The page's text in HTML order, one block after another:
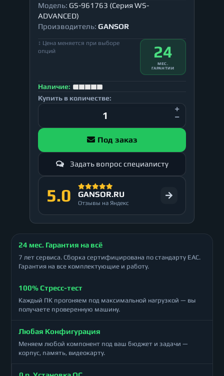
Модель: GS-961763 (Серия WS-
ADVANCED)
Производитель: GANSOR
↕ Цена меняется при выборе
опций
24
МЕС.
ГАРАНТИИ
Наличие:
Купить в количестве:
Под заказ
Задать вопрос специалисту
5.0 GANSOR.RU
Отзывы на Яндекс
24 мес. Гарантия на всё
7 лет сервиса. Сборка сертифицирована по стандарту ЕАС.
Гарантия на все комплектующие и работу.
100% Стресс-тест
Каждый ПК прогоняем под максимальной нагрузкой — вы
получаете проверенную машину.
Любая Конфигурация
Меняем любой компонент под ваш бюджет и задачи —
корпус, память, видеокарту.